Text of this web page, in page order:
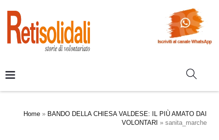
Home » BANDO DELLA CHIESA VALDESE: IL PIÙ AMATO DAI
VOLONTARI » sanita_marche